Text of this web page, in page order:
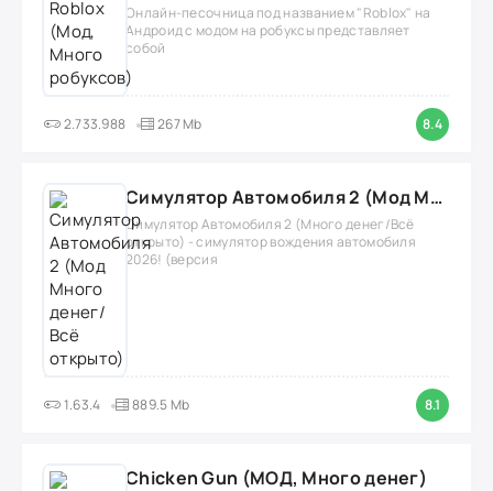
Онлайн-песочница под названием "Roblox" на
Андроид с модом на робуксы представляет
собой
2.733.988 267 Mb 8.4
Симулятор Автомобиля 2 (Мод Много денег/Всё открыто)
Симулятор Автомобиля 2 (Много денег/Всё
открыто) - симулятор вождения автомобиля
2026! (версия
1.63.4 889.5 Mb 8.1
Chicken Gun (МОД, Много денег)